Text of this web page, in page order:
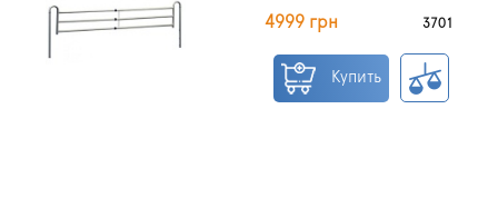
4999 грн 3701
Купить